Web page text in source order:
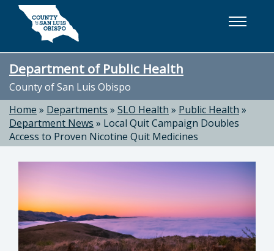
Skip to main content
Department of Public Health
County of San Luis Obispo
Home » Departments » SLO Health » Public Health »
Department News » Local Quit Campaign Doubles
Access to Proven Nicotine Quit Medicines